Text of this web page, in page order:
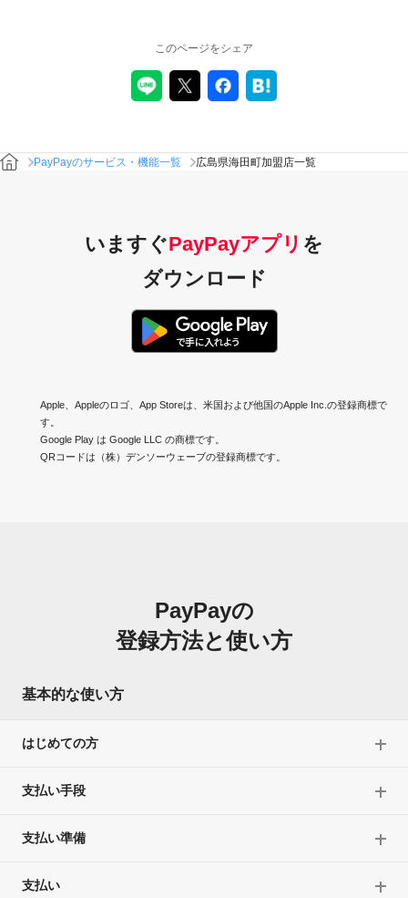
このページをシェア
PayPayのサービス・機能一覧 広島県海田町加盟店一覧
いますぐPayPayアプリ を
ダウンロード
Apple、Appleのロゴ、App Storeは、米国および他国のApple Inc.の登録商標で
す。
Google Play は Google LLC の商標です。
QRコードは（株）デンソーウェーブの登録商標です。
PayPayの
登録方法と使い方
基本的な使い方
はじめての方
支払い手段
支払い準備
支払い